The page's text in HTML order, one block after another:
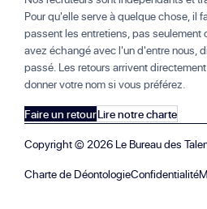
Pour qu'elle serve à quelque chose, il
passent les entretiens, pas seulement
avez échangé avec l'un d'entre nous,
passé. Les retours arrivent
donner votre nom si vous préférez.
Faire un retourLire notre charte
Copyright ©2026 Le Bureau des
Charte de DéontologieConfidentialité